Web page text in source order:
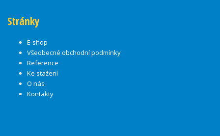
Stránky
E-shop
Všeobecné obchodní podmínky
Reference
Ke stažení
O nás
Kontakty